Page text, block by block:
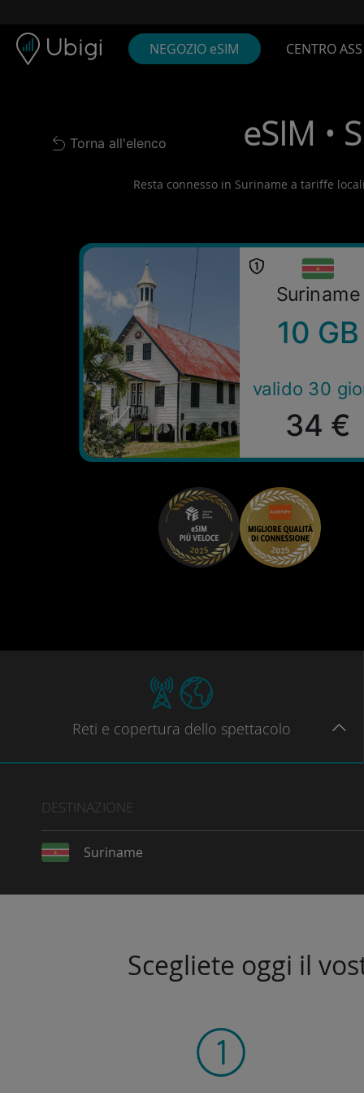
NEGOZIO eSIM CENTRO
Back to list
Torna all'elenco eSIM •
Resta connesso in Suriname a tariffe
Suriname
10 GB
valido 30
34 €
Reti e copertura dello spettacolo
DESTINAZIONE
Suriname
Scegliete oggi il